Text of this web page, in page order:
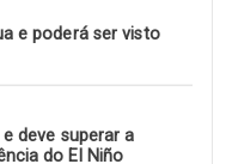
e poderá ser visto
deve superar a
do El Niño